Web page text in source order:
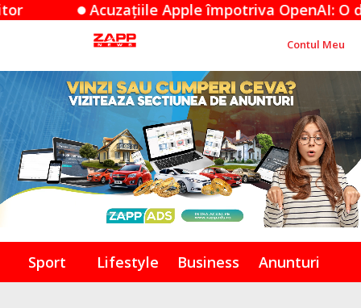
împotriva OpenAI: O dispută de secrete
Contul Meu
Sport Lifestyle Business Anunturi